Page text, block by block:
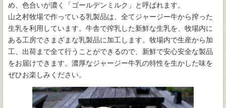
め、色合いが濃く「ゴールデンミルク」と呼ばれます。
山之村牧場で作っている乳製品は、全てジャージー牛から搾った
生乳を利用しています。牛舎で搾乳した新鮮な生乳を、牧場内に
ある工房でさまざまな乳製品に加工します。牧場内で生産から加
工、出荷まで全て行うことができるので、新鮮で安心安全な製品
をお届けできます。濃厚なジャージー牛乳の特性を生かした味を
ぜひお楽しみください。